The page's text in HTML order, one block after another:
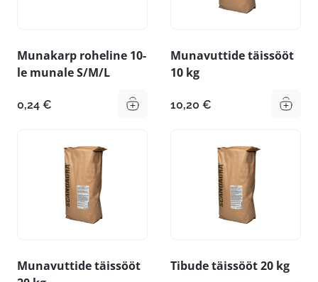
Munakarp roheline 10-
le munale S/M/L
0,24 €
Munavuttide täissööt
10 kg
10,20 €
Munavuttide täissööt
Tibude täissööt 20 kg